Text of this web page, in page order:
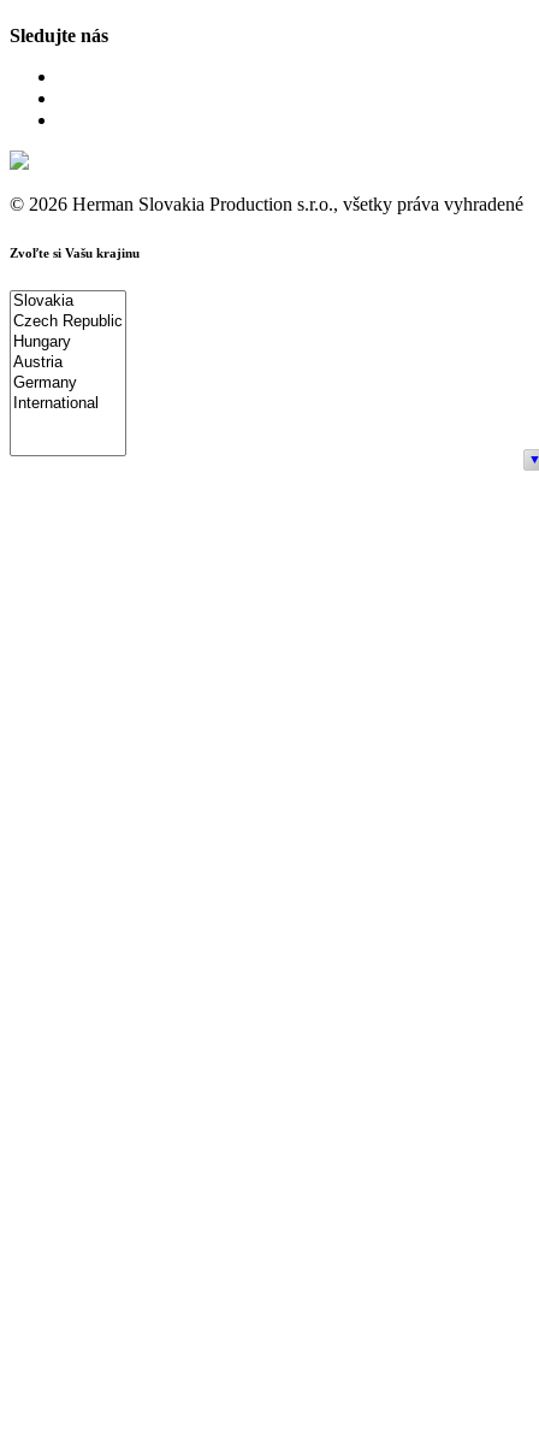
Sledujte nás
© 2026 Herman Slovakia Production s.r.o., všetky práva vyhradené
Zvoľte si Vašu krajinu